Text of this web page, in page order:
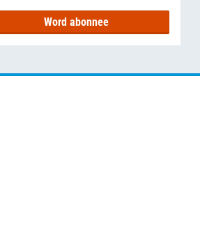
Word abonnee